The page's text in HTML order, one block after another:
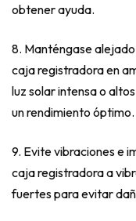
obtener ayuda.
8. Manténgase
caja registradora en
luz solar intensa o
un rendimiento óptimo.
9. Evite vibraciones e
caja registradora a
fuertes para evitar